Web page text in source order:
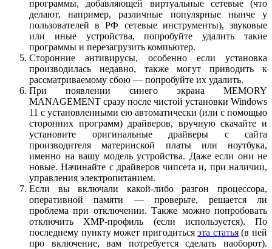
программы, добавляющей виртуальные сетевые (что
делают, например, различные популярные нынче у
пользователей в РФ сетевые инструменты), звуковые
или иные устройства, попробуйте удалить такие
программы и перезагрузить компьютер.
Сторонние антивирусы, особенно если установка
производилась недавно, также могут приводить к
рассматриваемому сбою — попробуйте их удалить.
При появлении синего экрана MEMORY
MANAGEMENT сразу после чистой установки Windows
11 с установленными ею автоматически (или с помощью
сторонних программ) драйверов, вручную скачайте и
установите оригинальные драйверы с сайта
производителя материнской платы или ноутбука,
именно на вашу модель устройства. Даже если они не
новые. Начинайте с драйверов чипсета и, при наличии,
управления электропитанием.
Если вы включали какой-либо разгон процессора,
оперативной памяти — проверьте, решается ли
проблема при отключении. Также можно попробовать
отключить XMP-профиль (если используется). По
последнему пункту может пригодитьсяэта статья(в ней
про включение, вам потребуется сделать наоборот).